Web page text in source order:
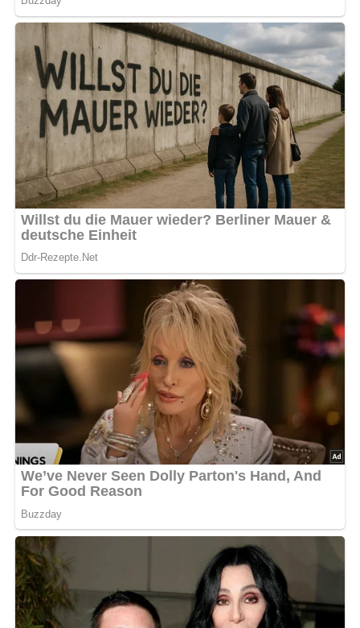
Den Apfel schälen, in kleine Stücke schneiden und zum
Rotkohl geben. Mit gemahlenen Nelken, Salz und
etwas Zucker würzen.
Alles langsam bei nicht zu hoher Hitze leicht schmoren
lassen. Zwischendurch abschmecken.
Vor dem Servieren Zwiebeln und Speck aus dem
Rotkohl entfernen.
Herzchenklöße
Zubereitungszeit:ca. 20 Minuten
Kloßteig in eine Dessertform geben und ganz normal
kochen. Die Form bleibt erhalten.
Schwierigkeit des Rezepts
Die Zubereitung dieses Gerichts hat einen mittleren
Schwierigkeitsgrad, ist aber mit etwas Geduld und Liebe
zum Detail gut zu meistern.
Nährwertangaben (pro Portion)
Nährstoff
Menge
Kalorien
Kohlenhydrate
Fett
Protein
25 g
Ballaststoffe
10 g